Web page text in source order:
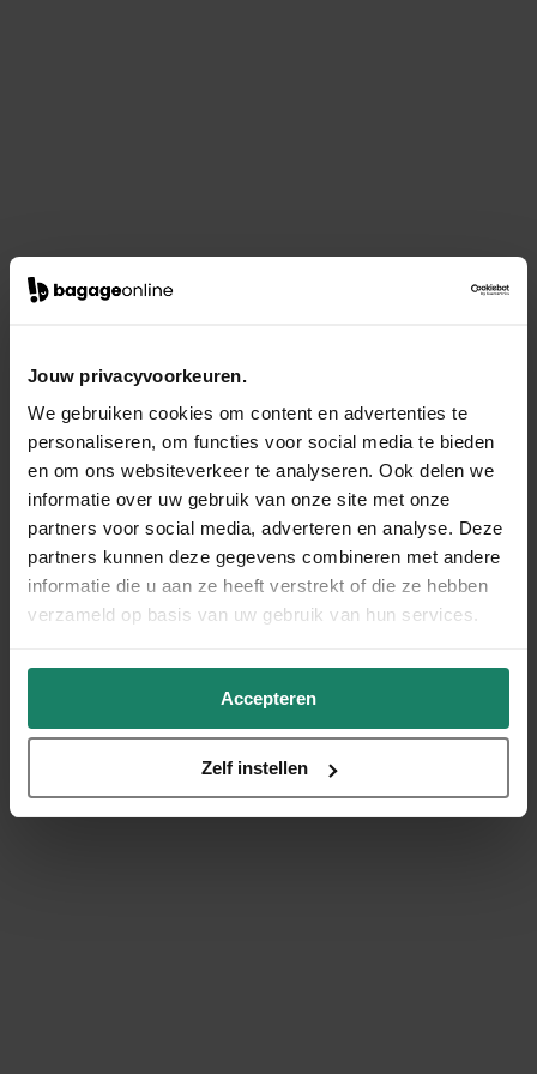
Jouw privacyvoorkeuren.
We gebruiken cookies om content en advertenties te
personaliseren, om functies voor social media te bieden
en om ons websiteverkeer te analyseren. Ook delen we
informatie over uw gebruik van onze site met onze
partners voor social media, adverteren en analyse. Deze
partners kunnen deze gegevens combineren met andere
informatie die u aan ze heeft verstrekt of die ze hebben
verzameld op basis van uw gebruik van hun services.
Accepteren
Zelf instellen